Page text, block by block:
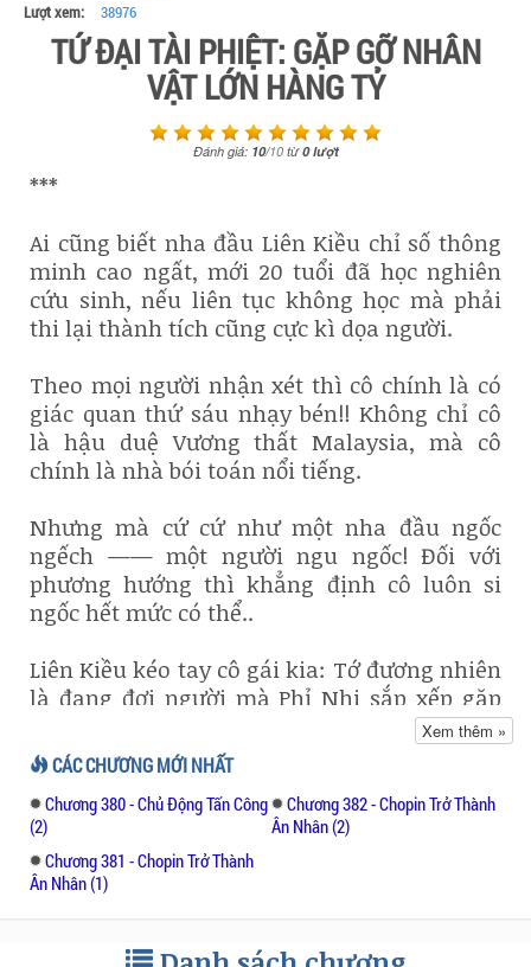
Lượt xem:
38976
TỨ ĐẠI TÀI PHIỆT: GẶP GỠ NHÂN
VẬT LỚN HÀNG TỶ
Đánh giá: 10/10từ0lượt
***
Ai cũng biết nha đầu Liên Kiều chỉ số thông
minh cao ngất, mới 20 tuổi đã học nghiên
cứu sinh, nếu liên tục không học mà phải
thi lại thành tích cũng cực kì dọa người.
Theo mọi người nhận xét thì cô chính là có
giác quan thứ sáu nhạy bén!! Không chỉ cô
là hậu duệ Vương thất Malaysia, mà cô
chính là nhà bói toán nổi tiếng.
Nhưng mà cứ cứ như một nha đầu ngốc
ngếch —— một người ngu ngốc! Đối với
phương hướng thì khẳng định cô luôn si
ngốc hết mức có thể..
Liên Kiều kéo tay cô gái kia: Tớ đương nhiên
là đang đợi người mà Phỉ Nhi sắp xếp gặp
mặt qua mạng đó, hơn nữa tớ còn gặp anh
chàng đó rồi!
Cái gì?
Phỉ Nhi hét lên: Vậy, người đàn ông đó đâu?
nhận điện thoại có việc gì đó khó gải quyết
Xem thêm »
CÁC CHƯƠNG MỚI NHẤT
Chương 380 - Chủ Động Tấn Công
(2)
Chương 382 - Chopin Trở Thành
Ân Nhân (2)
Chương 381 - Chopin Trở Thành
Ân Nhân (1)